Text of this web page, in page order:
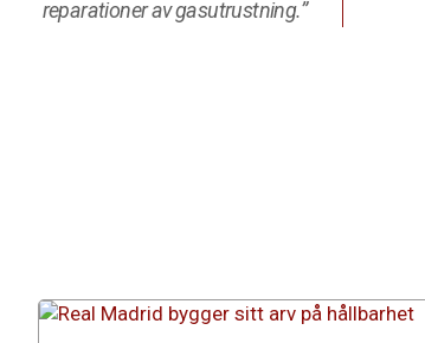
reparationer av gasutrustning.”